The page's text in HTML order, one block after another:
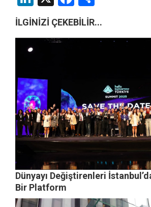
İLGİNİZİ ÇEKEBİLİR...
Dünyayı Değiştirenleri
Bir Platform